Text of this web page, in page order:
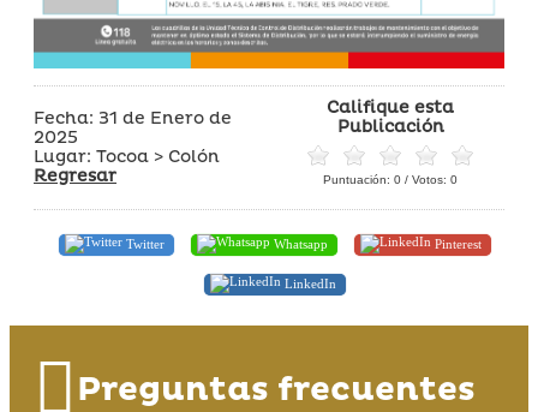
Fecha: 31 de Enero de
2025
Lugar: Tocoa > Colón
Regresar
Califique esta
Publicación
Puntuación: 0 / Votos: 0
Twitter Whatsapp Pinterest
LinkedIn
Preguntas frecuentes